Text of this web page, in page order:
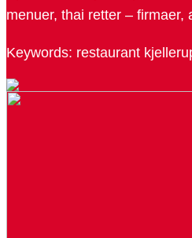
menuer, thai retter – firmaer,
Keywords: restaurant